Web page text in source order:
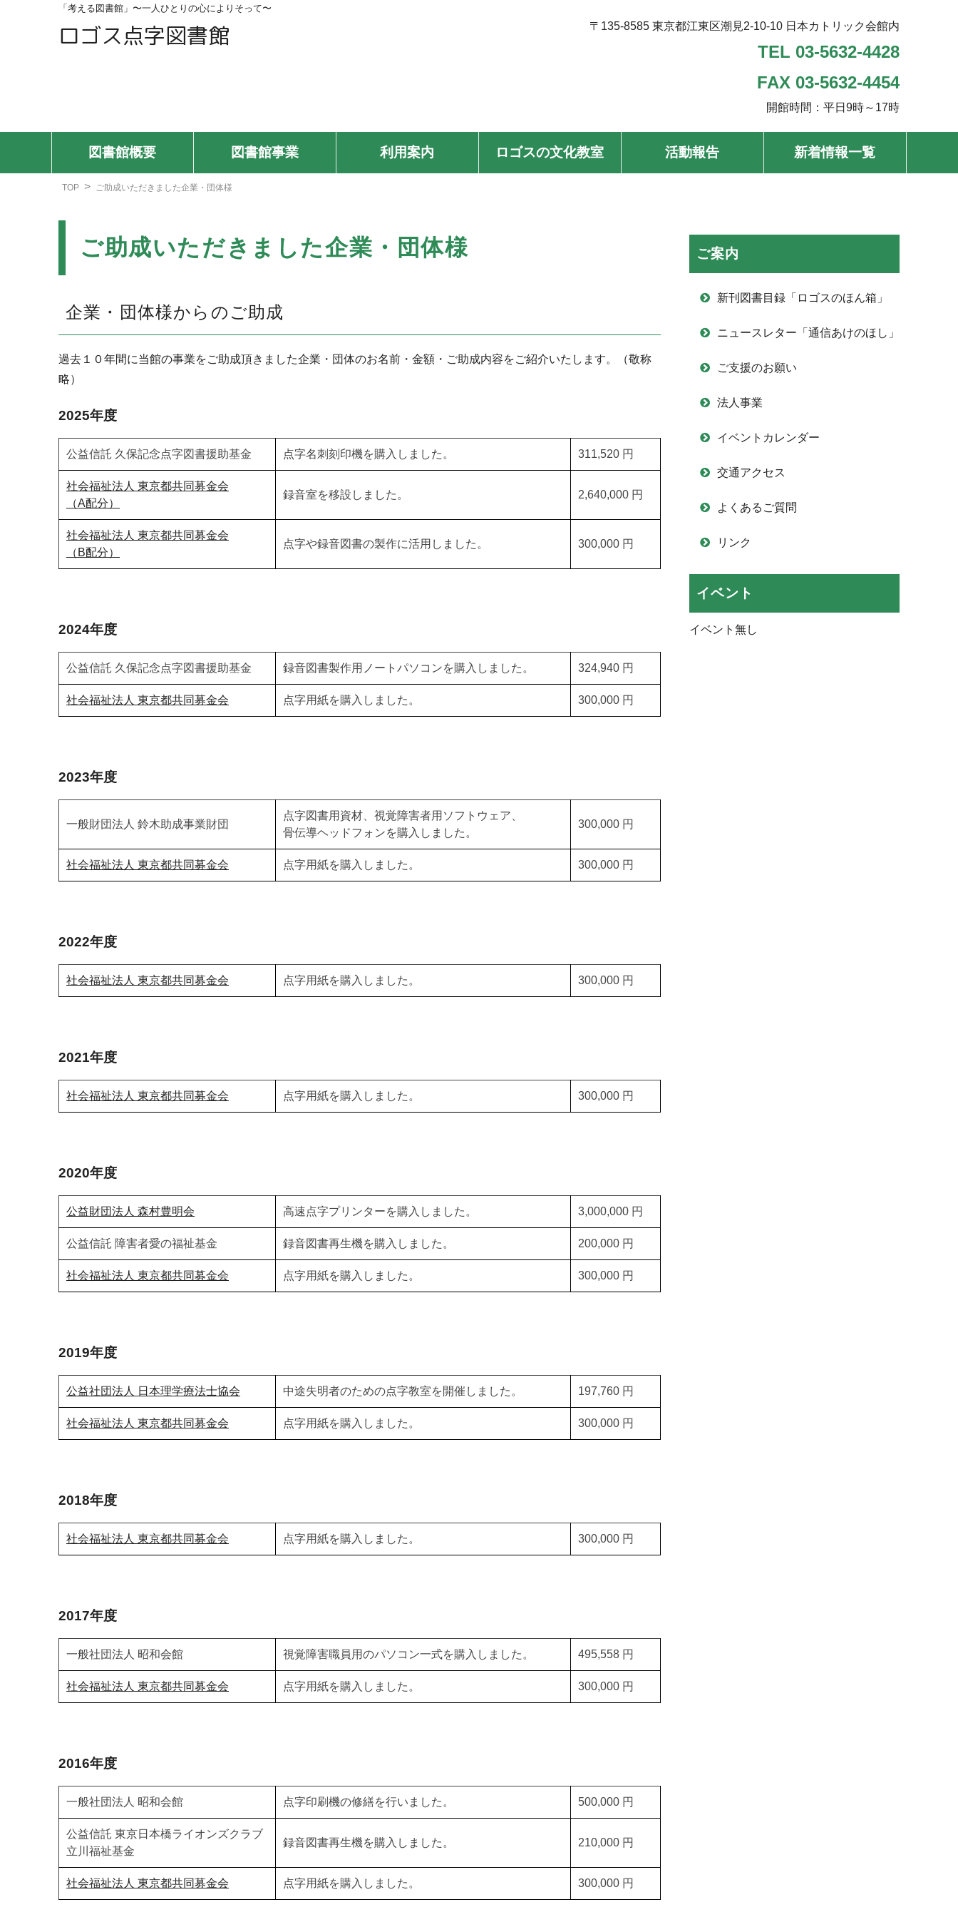
「考える図書館」〜一人ひとりの心によりそって〜
ロゴス点字図書館 〒135-8585 東京都江東区潮見2-10-10 日本カトリック会館内
TEL 03-5632-4428
FAX 03-5632-4454
開館時間：平日9時～17時
図書館概要 図書館事業 利用案内 ロゴスの文化教室 活動報告 新着情報一覧
TOP ご助成いただきました企業・団体様
ご助成いただきました企業・団体様
企業・団体様からのご助成
過去１０年間に当館の事業をご助成頂きました企業・団体のお名前・金額・ご助成内容をご紹介いたします。（敬称
略）
2025年度
公益信託 久保記念点字図書援助基金 点字名刺刻印機を購入しました。 311,520 円
社会福祉法人 東京都共同募金会
（A配分）
録音室を移設しました。 2,640,000 円
社会福祉法人 東京都共同募金会
（B配分）
点字や録音図書の製作に活用しました。 300,000 円
2024年度
公益信託 久保記念点字図書援助基金 録音図書製作用ノートパソコンを購入しました。 324,940 円
社会福祉法人 東京都共同募金会 点字用紙を購入しました。 300,000 円
2023年度
一般財団法人 鈴木助成事業財団
点字図書用資材、視覚障害者用ソフトウェア、
骨伝導ヘッドフォンを購入しました。
300,000 円
社会福祉法人 東京都共同募金会 点字用紙を購入しました。 300,000 円
2022年度
社会福祉法人 東京都共同募金会 点字用紙を購入しました。 300,000 円
2021年度
社会福祉法人 東京都共同募金会 点字用紙を購入しました。 300,000 円
2020年度
公益財団法人 森村豊明会 高速点字プリンターを購入しました。 3,000,000 円
公益信託 障害者愛の福祉基金 録音図書再生機を購入しました。 200,000 円
社会福祉法人 東京都共同募金会 点字用紙を購入しました。 300,000 円
2019年度
公益社団法人 日本理学療法士協会 中途失明者のための点字教室を開催しました。 197,760 円
社会福祉法人 東京都共同募金会 点字用紙を購入しました。 300,000 円
2018年度
社会福祉法人 東京都共同募金会 点字用紙を購入しました。 300,000 円
2017年度
一般社団法人 昭和会館 視覚障害職員用のパソコン一式を購入しました。 495,558 円
社会福祉法人 東京都共同募金会 点字用紙を購入しました。 300,000 円
2016年度
一般社団法人 昭和会館 点字印刷機の修繕を行いました。 500,000 円
公益信託 東京日本橋ライオンズクラブ
立川福祉基金
録音図書再生機を購入しました。 210,000 円
社会福祉法人 東京都共同募金会 点字用紙を購入しました。 300,000 円
ご案内
新刊図書目録「ロゴスのほん箱」
ニュースレター「通信あけのほし」
ご支援のお願い
法人事業
イベントカレンダー
交通アクセス
よくあるご質問
リンク
イベント
イベント無し